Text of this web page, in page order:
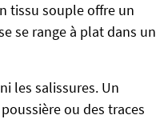
tissu souple offre un
se range à plat dans un
les salissures. Un
ou des traces